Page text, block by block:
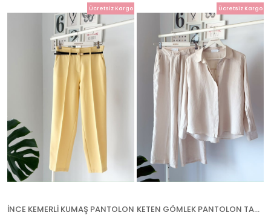
İNCE KEMERLİ KUMAŞ PANTOLON
Ücretsiz Kargo
KETEN GÖMLEK PANTOLON TAKIM
Ücretsiz Kargo